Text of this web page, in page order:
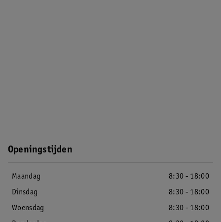
Openingstijden
Maandag
8:30 - 18:00
Dinsdag
8:30 - 18:00
Woensdag
8:30 - 18:00